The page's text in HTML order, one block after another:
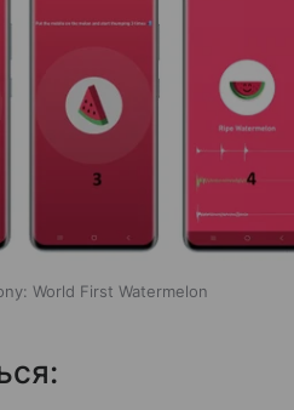
World First Watermelon